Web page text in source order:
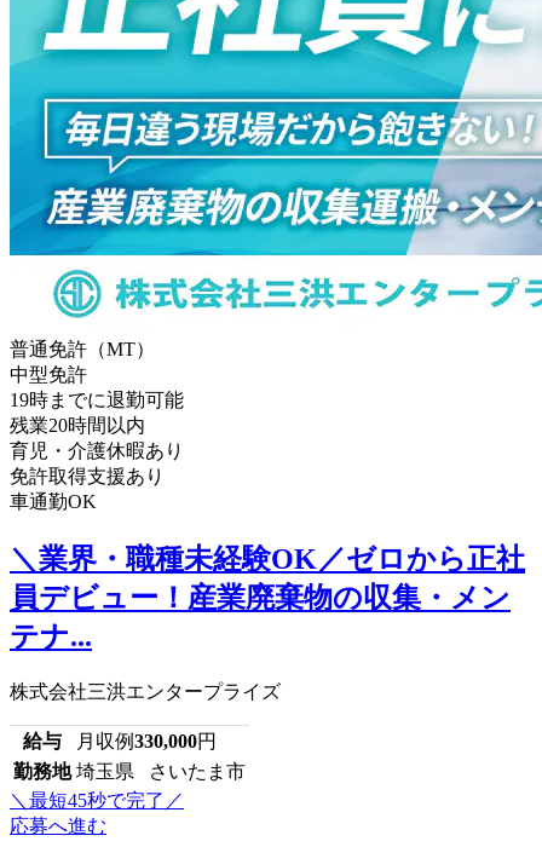
普通免許（MT）
中型免許
19時までに退勤可能
残業20時間以内
育児・介護休暇あり
免許取得支援あり
車通勤OK
＼業界・職種未経験OK／ゼロから正社
員デビュー！産業廃棄物の収集・メン
テナ...
株式会社三洪エンタープライズ
給与 月収例330,000円
勤務地 埼玉県 さいたま市
＼最短45秒で完了／
応募へ進む